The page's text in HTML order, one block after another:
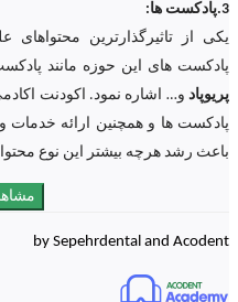
3.پادکست ها:
یکی از تاثیرگذارترین محتواهای
پادکست های این حوزه مانند
پریوپاد و… اشاره نمود. اکودنت
پادکست ها و همچنین ارائه
باعث رشد هرچه بیشتر این نوع
by Sepehrdental and Acodent